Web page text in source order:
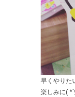
早くやりた
楽しみに(